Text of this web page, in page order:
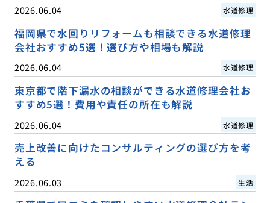
2026.06.04 水道修理
福岡県で水回りリフォームも相談できる水道修理
会社おすすめ5選！選び方や相場も解説
2026.06.04 水道修理
東京都で階下漏水の相談ができる水道修理会社お
すすめ5選！費用や責任の所在も解説
2026.06.04 水道修理
売上改善に向けたコンサルティングの選び方を考
える
2026.06.03 生活